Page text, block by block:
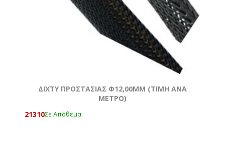
ΔΙΧΤΥ ΠΡΟΣΤΑΣΙΑΣ Φ12,00MM (ΤΙΜΉ ΑΝΑ
ΜΈΤΡΟ)
21310Σε Απόθεμα